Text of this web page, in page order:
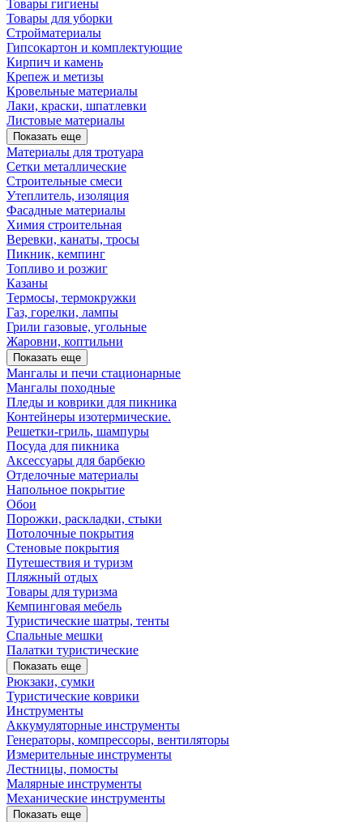
Товары гигиены
Товары для уборки
Стройматериалы
Гипсокартон и комплектующие
Кирпич и камень
Крепеж и метизы
Кровельные материалы
Лаки, краски, шпатлевки
Листовые материалы
Показать еще
Материалы для тротуара
Сетки металлические
Строительные смеси
Утеплитель, изоляция
Фасадные материалы
Химия строительная
Веревки, канаты, тросы
Пикник, кемпинг
Топливо и розжиг
Казаны
Термосы, термокружки
Газ, горелки, лампы
Грили газовые, угольные
Жаровни, коптильни
Показать еще
Мангалы и печи стационарные
Мангалы походные
Пледы и коврики для пикника
Контейнеры изотермические.
Решетки-гриль, шампуры
Посуда для пикника
Аксессуары для барбекю
Отделочные материалы
Напольное покрытие
Обои
Порожки, раскладки, стыки
Потолочные покрытия
Стеновые покрытия
Путешествия и туризм
Пляжный отдых
Товары для туризма
Кемпинговая мебель
Туристические шатры, тенты
Спальные мешки
Палатки туристические
Показать еще
Рюкзаки, сумки
Туристические коврики
Инструменты
Аккумуляторные инструменты
Генераторы, компрессоры, вентиляторы
Измерительные инструменты
Лестницы, помосты
Малярные инструменты
Механические инструменты
Показать еще